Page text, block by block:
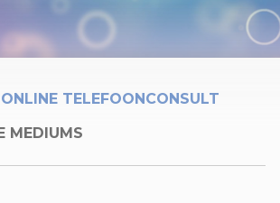
ONLINE TELEFOONCONSULT
MEDIUMS